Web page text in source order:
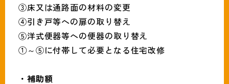
③床又は通路面の材料の変更
④引き戸等への扉の取り替え
⑤洋式便器等への便器の取り替え
①～⑤に付帯して必要となる住宅改修
・補助額